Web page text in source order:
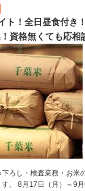
ト！全日昼食付き
資格無くても応相
下ろし・検査業務・お米
。 8月17日（月）～9